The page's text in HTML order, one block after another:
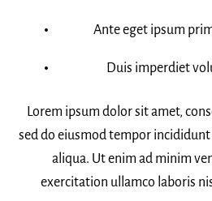
Ante eget ipsum
Duis imperdiet
Lorem ipsum dolor sit amet,
sed do eiusmod tempor
aliqua. Ut enim ad minim
exercitation ullamco laboris